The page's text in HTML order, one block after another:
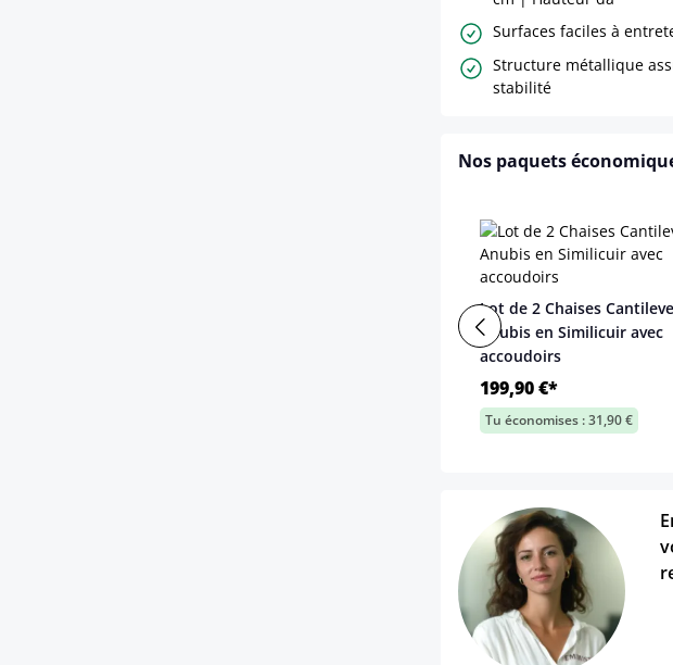
Surfaces faciles à
Structure métallique
stabilité
Nos paquets
Lot de 2 Chaises
Anubis en Similicuir avec
accoudoirs
199,90 €*
Tu économises : 31,90 €